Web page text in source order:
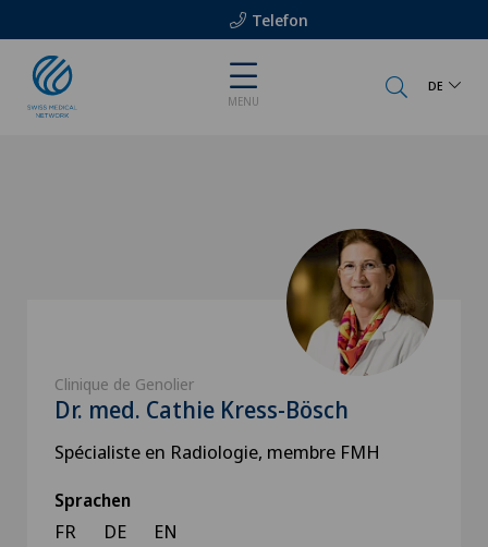
Telefon
MENU
DE
Clinique de Genolier
Dr. med. Cathie Kress-Bösch
Spécialiste en Radiologie, membre FMH
Sprachen
FR DE EN